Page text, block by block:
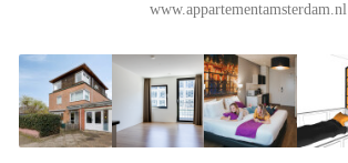
www.appartementamsterdam.nl